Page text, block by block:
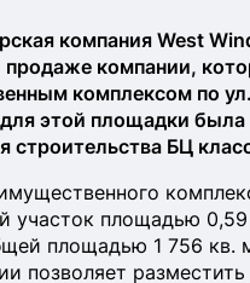
компания West
продаже компании,
комплексом по
этой площадки была
строительства БЦ
участок площадью
площадью 1 756 кв.
позволяет